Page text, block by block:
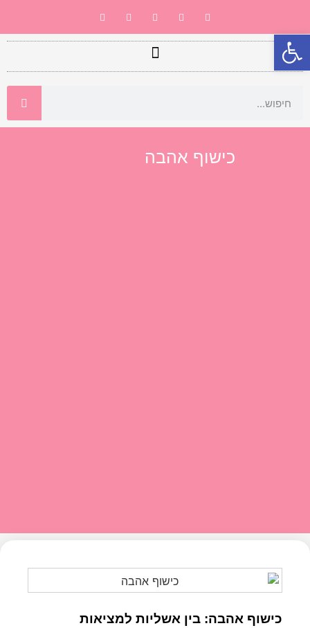
כישוף אהבה
כישוף אהבה: בין אשליות למציאות
פתח סרגל נגישות